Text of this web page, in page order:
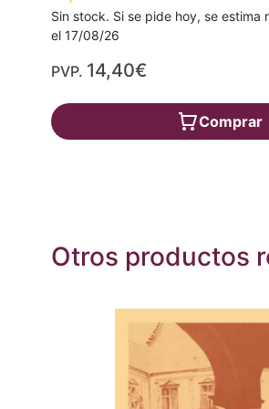
Sin stock. Si se pide hoy, se estima
el 17/08/26
PVP. 14,40€
Comprar
Otros productos